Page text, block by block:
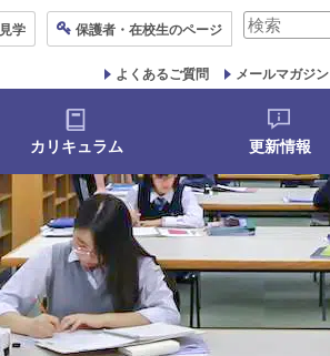
見学 保護者 ・在校生のページ
検
対
象:
よくあるご質問 メールマガジン
カリキュラム 更新情報